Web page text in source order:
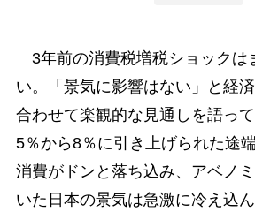
3年前の消費税増税ショックは
い。「景気に影響はない」と経
合わせて楽観的な見通しを語っ
5％から8％に引き上げられた途
消費がドンと落ち込み、アベノ
いた日本の景気は急激に冷え込